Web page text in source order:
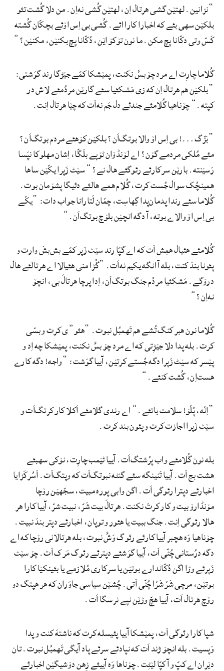
“نزانین. لهتێن گشی هرتال اِن، لهتێن گُشی نه‌اِن. من دلا گُشت تئو
بلکێن سهی بئے که اخبارا کارا ائے. گُشی بی اِس اۆئے بچکّان گُشته
کَسّ وتی دکّانا پچ مکن. ما نون تۆکۆ اێن، دُکّانا پچ بکنێن، مکنێن؟”
گُلاما چارِت اے مرد چۆ بسَّ نکنت، پمێشکا کمّے جێڑگا رند گوَشتی:
“بلکێن هم هرتال اِن که زی مَشکئیا سئے گارێن مردُمئے لاش در
کپته.” چۆناهیا گُلامئے جندئے دل جَم نه‌اَت که چێا هرتال اِنت.
“بَزّگ…! بی اِس اۆ والا بوتگ‌اَن؟ بلکێن کۆهئے مردم بوتگ‌اَن؟
مئے مُلکی مردمے گۆن؟ اے لۆنڈۆان ٹۆپے بلَگّا، اِشان مهلوکا نپَسا
رَسێنته. بارێن سرکارئے رئوگئے هال نے؟” سێٹ زَپرا یکّێن ساها
همینچُک سوال جُست کرت، گُلام همے هالئے دئیگا پشۆمان بوت.
گُلاما سئے رندا پدمان‌پدا گِهاسِت، چمّان لَتارانا جواب دات: “یکّے
بی اِس اۆ والاے بوته، آ دگه انچێن بلۆچ بوتگ‌اَن.”
گُلامئے هئیال همِش اَت که اے گپّا رند سێٹ زَپر کمّے بش‌بشَ وارت و
پئونا بندَ کنت، بله آ انگه یکیم نه‌اَت. “گُڑا منی هئیالا اے هرتالئے هال
درۆگے. مَشکئیا مردُم جنگ بوتگ‌اَن، اِدا پرچا هرتالَ بی، انچۆ
نه‌اِن؟”
گُلاما نون هبر کنگ تُشے هم تَهمبُل نبوت. “هئو”ی کرت و بسّی
کرت. بله پدا دلا جێڑِتی که اے مرد چۆ بسَّ نکنت، پمێشکا چه اِد و
پێسر که سێٹ زَپرا دگه جُستے کرتێن، آییا گوَشت: “واجه! دگه کارے
هست‌اِن، گُشت کنئے.”
“اِنّه، پُلّۆ! سلامت باتئے.” اے رندی گلامئے اَکلا کار کرتگ‌اَت و
سێٹ زَپرا اجازت کرت و پئون بند کرت.
بله نون گُلامئے واب پرُشتگ‌اَت. آییا ٹێمب چارِت، نۆکی سهبئے
هشت بج اَت. آییا تَنینگه سئے گنٹه نبوتگ‌اَت که وپتگ‌اَت. اَسُرکَزایا
اخبارئے دپترا رئوگی اَت. اگن وابی پوره مبیت، سجّهێن رۆچا
مۆنڈارۆ بیت و کار کرتَ نکنت. هرتالَ بیت شَرّ، نبیت شرّ، آییا کارا هر
هالا رئوگی اِنت. جنگ ببیت یا هئور و توپان، اخبارئے دپتر بندَ نبیت.
چۆناهیا وَه هچبر آییا کارئے رئوگ وَشَّ نبوت، بله هرتالانی رۆچا که اے
دگه درُستانی چُٹّی اَت، آییا گوَشئے دپترئے رئوگ مَرک اَت. چۆ سێٹ
زَپرئے وڑا اگن دُکّاندارے بوتێن یا سرکاری مُلازمے یا بئینکێا کارا
بوتێن، مرچی شَرّ شَرّا چُٹّی اَتی. چُشێن سیاسی جاوَران که هر هپتگ دو
رۆچ هرتال اَت، آییا هچّ وڑێن نپے نرسگا اَت.
شپا کارا رئوگی اَت، پمێشکا آییا پئیسله کرت که ناشتهَ کنت و پدا
وَپسیت. بله انچۆ ژند اَت که نپادئے سرئے پاد آیگی تَهمبُل نبوت. تان
دێران اے کپّ و آ کپّا لێٹِت. چۆناها وَه آییئے زِهن دۆشیگێن اخبارئے